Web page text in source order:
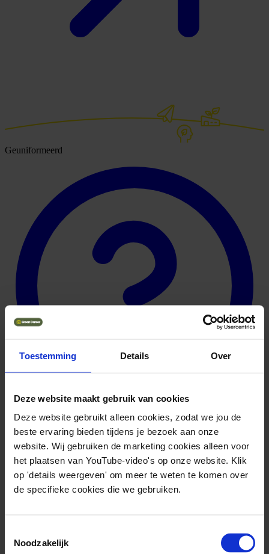
Toestemming Details Over
Deze website maakt gebruik van cookies
Deze website gebruikt alleen cookies, zodat we jou de
beste ervaring bieden tijdens je bezoek aan onze
website. Wij gebruiken de marketing cookies alleen voor
het plaatsen van YouTube-video's op onze website. Klik
op 'details weergeven' om meer te weten te komen over
de specifieke cookies die we gebruiken.
Noodzakelijk
Geuniformeerd
Beschrijving van de organisatie
Het bedrijf heeft 240 zonnepanelen geplaatst die jaarlijks circa
61.500 kWh aan groene stroom opwekken. Het systeem heeft een
vermogen van 67.200 Wp en realiseert een jaarlijkse CO2-besparing
worden projecten duurzamer opgeleverd. De zonnepanelen zijn
geplaatst door Mensonides Installatie uit Harlingen.